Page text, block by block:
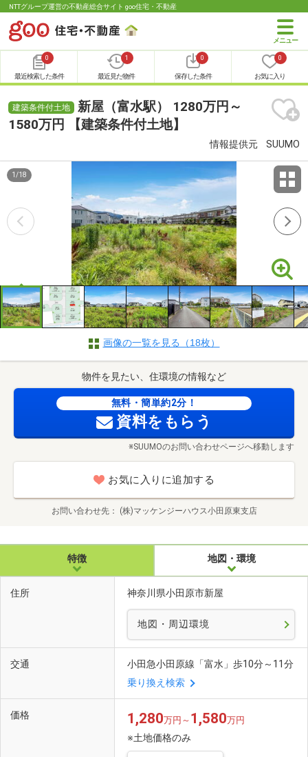
NTTグループ運営の不動産総合サイト goo住宅・不動産
0
最近検索した条件
1
最近見た物件
0
保存した条件
0
お気に入り
建築条件付土地
新屋（富水駅） 1280万円～
1580万円 【建築条件付土地】
情報提供元 SUUMO
1 /18
画像の一覧を見る（18枚）
物件を見たい、住環境の情報など
無料・簡単約2分！
資料をもらう
※SUUMOのお問い合わせページへ移動します
お気に入りに追加する
お問い合わせ先 (株)マッケンジーハウス小田原東支店
特徴 地図・環境
住所 神奈川県小田原市新屋
地図・周辺環境
交通
小田急小田原線「富水」歩10分～11分
乗り換え検索
価格 1,280万円～ 1,580万円
※土地価格のみ